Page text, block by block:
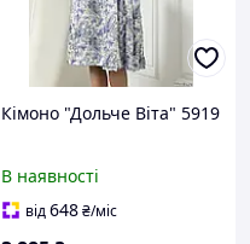
Кімоно "Дольче Віта" 5919
В наявності
від648₴/міс